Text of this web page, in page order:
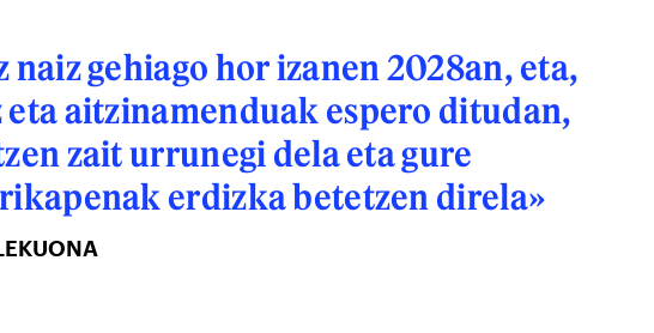
naiz gehiago hor izanen 2028an, eta,
eta aitzinamenduak espero ditudan,
zait urrunegi dela eta gure
erdizka betetzen direla»